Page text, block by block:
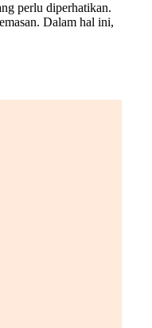
perlu diperhatikan.
Dalam hal ini,